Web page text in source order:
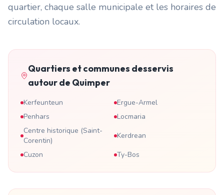
quartier, chaque salle municipale et les horaires de
circulation locaux.
Quartiers et communes desservis
autour de Quimper
Kerfeunteun
Ergue-Armel
Penhars
Locmaria
Centre historique (Saint-
Corentin)
Kerdrean
Cuzon
Ty-Bos